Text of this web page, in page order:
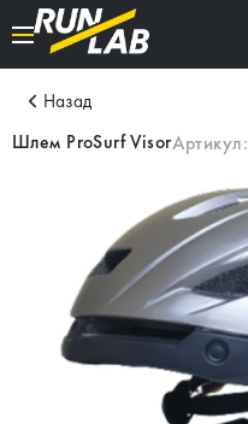
Назад
Шлем ProSurf VisorАртикул: